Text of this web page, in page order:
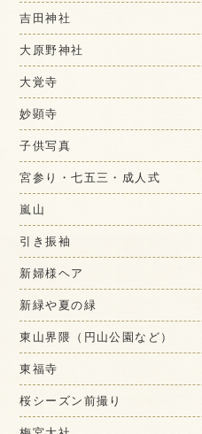
吉田神社
大原野神社
大覚寺
妙顕寺
子供写真
宮参り・七五三・成人式
嵐山
引き振袖
新婦様ヘア
新緑や夏の緑
東山界隈（円山公園など）
東福寺
桜シーズン前撮り